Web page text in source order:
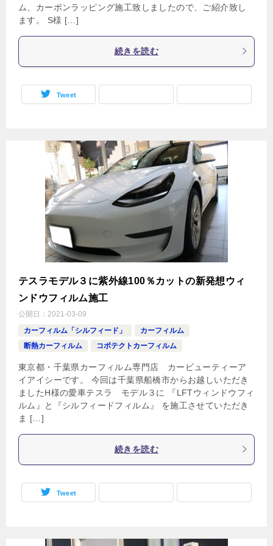
ム、カーボンラッピング施工致しましたので、ご紹介致し
ます。 S様 […]
続きを読む
Tweet
テスラモデル３に紫外線100％カットの新発想ウィ
ンドウフィルム施工
公開日： 2021-03-09
カーフィルム「シルフィード」
カーフィルム
断熱カーフィルム
コボテクトカーフィルム
東京都・千葉県カーフィルム専門店 カービューティーア
イアイシーです。 今回は千葉県船橋市からお越しいただき
ましたH様の愛車テスラ モデル３に 『LFTウィンドウフィ
ルム』と『シルフィードフィルム』 を施工させていただき
ま […]
続きを読む
Tweet